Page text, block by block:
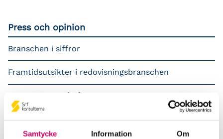
Samtycke Information Om
Press och opinion
Branschen i siffror
Framtidsutsikter i redovisningsbranschen
Prenumerera på våra nyhetsbrev
Pressrum